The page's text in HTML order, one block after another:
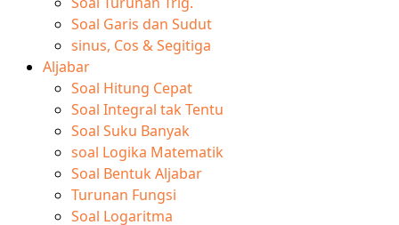
Soal Garis dan Sudut
sinus, Cos & Segitiga
Aljabar
Soal Hitung Cepat
Soal Integral tak Tentu
Soal Suku Banyak
soal Logika Matematik
Soal Bentuk Aljabar
Turunan Fungsi
Soal Logaritma